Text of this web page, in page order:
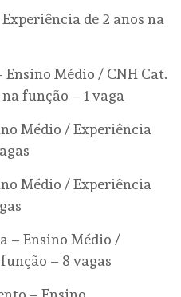
de 2 anos na
Médio / CNH Cat.
função – 1 vaga
Médio / Experiência
Médio / Experiência
– Ensino Médio /
– 8 vagas